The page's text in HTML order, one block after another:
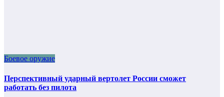
Боевое оружие
Перспективный ударный вертолет России сможет
работать без пилота